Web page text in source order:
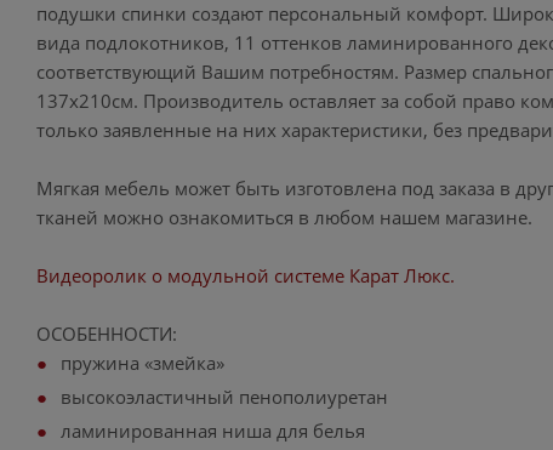
подушки спинки создают персональный комфорт.
вида подлокотников, 11 оттенков ламинированного
соответствующий Вашим потребностям. Размер
137х210см. Производитель оставляет за собой право
только заявленные на них характеристики, без
Мягкая мебель может быть изготовлена под заказа в
тканей можно ознакомиться в любом нашем магазине.
Видеоролик о модульной системе Карат Люкс.
ОСОБЕННОСТИ:
пружина «змейка»
высокоэластичный пенополиуретан
ламинированная ниша для белья